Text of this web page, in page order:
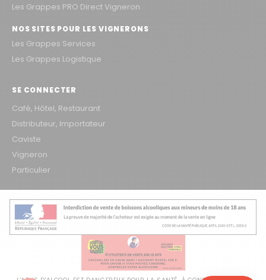
Les Grappes PRO Direct Vigneron
NOS SITES POUR LES VIGNERONS
Les Grappes Services
Les Grappes Logistique
SE CONNECTER
Café, Hôtel, Restaurant
Distributeur, Importateur
Caviste
Vigneron
Particulier